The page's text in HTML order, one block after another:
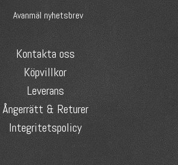
Avanmäl nyhetsbrev
Kontakta oss
Köpvillkor
Leverans
Ångerrätt & Returer
Integritetspolicy